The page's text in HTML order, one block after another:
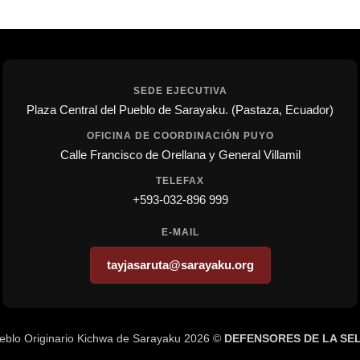
SEDE EJECUTIVA
Plaza Central del Pueblo de Sarayaku. (Pastaza, Ecuador)
OFICINA DE COORDINACIÓN PUYO
Calle Francisco de Orellana y General Villamil
TELEFAX
+593-032-896 999
E-MAIL
tayjasaruta@sarayaku.org
Originario Kichwa de Sarayaku 2026 © DEFENSORES DE LA